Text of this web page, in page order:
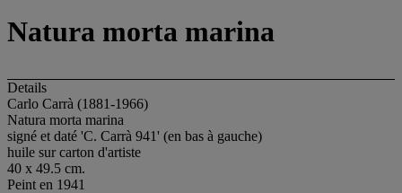
Natura morta marina
Details
Carlo Carrà (1881-1966)
Natura morta marina
signé et daté 'C. Carrà 941' (en bas à gauche)
huile sur carton d'artiste
40 x 49.5 cm.
Peint en 1941